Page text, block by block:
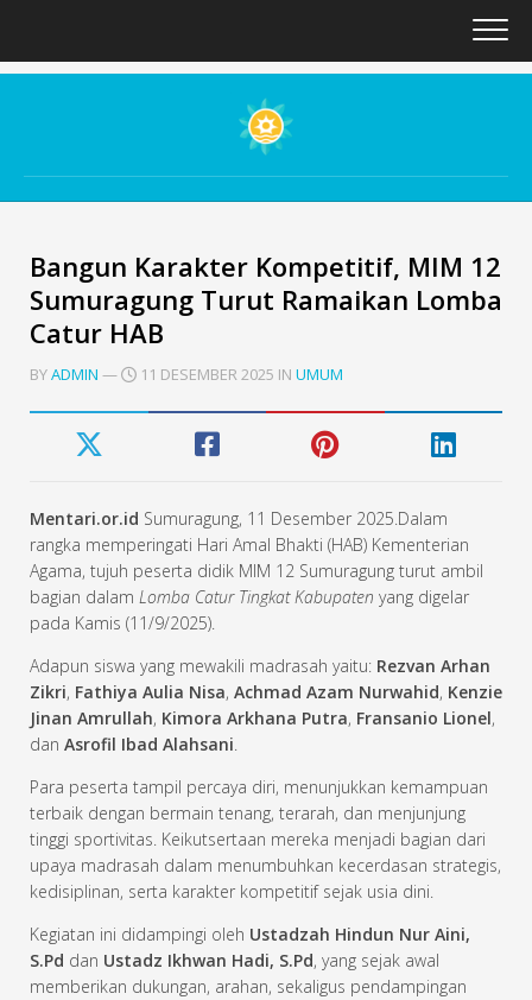
content
Bangun Karakter Kompetitif, MIM 12
Sumuragung Turut Ramaikan Lomba
Catur HAB
BYADMIN — 11 DESEMBER 2025 IN UMUM
Mentari.or.id Sumuragung, 11 Desember 2025.Dalam
rangka memperingati Hari Amal Bhakti (HAB) Kementerian
Agama, tujuh peserta didik MIM 12 Sumuragung turut ambil
bagian dalam Lomba Catur Tingkat Kabupaten yang digelar
pada Kamis (11/9/2025).
Adapun siswa yang mewakili madrasah yaitu: Rezvan Arhan
Zikri, Fathiya Aulia Nisa, Achmad Azam Nurwahid, Kenzie
Jinan Amrullah, Kimora Arkhana Putra, Fransanio Lionel,
dan Asrofil Ibad Alahsani.
Para peserta tampil percaya diri, menunjukkan kemampuan
terbaik dengan bermain tenang, terarah, dan menjunjung
tinggi sportivitas. Keikutsertaan mereka menjadi bagian dari
upaya madrasah dalam menumbuhkan kecerdasan strategis,
kedisiplinan, serta karakter kompetitif sejak usia dini.
Kegiatan ini didampingi oleh Ustadzah Hindun Nur Aini,
S.Pd dan Ustadz Ikhwan Hadi, S.Pd, yang sejak awal
memberikan dukungan, arahan, sekaligus pendampingan